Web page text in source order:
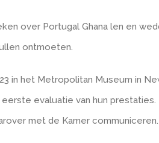
over Portugal Ghana len en
ontmoeten.
in het Metropolitan Museum in
evaluatie van hun
met de Kamer communiceren.